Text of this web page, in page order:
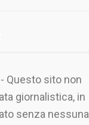
Questo sito non
giornalistica, in
senza nessuna